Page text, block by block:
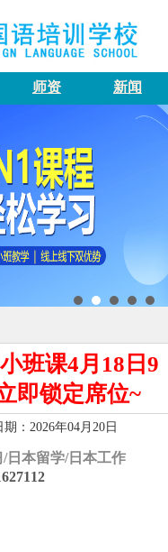
师资 新闻
班课4月18日9
即锁定席位~
2026年04月20日
日本留学/日本工作